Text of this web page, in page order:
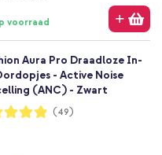
voorraad
Aura Pro Draadloze In-
- Active Noise
(ANC) - Zwart
(49)